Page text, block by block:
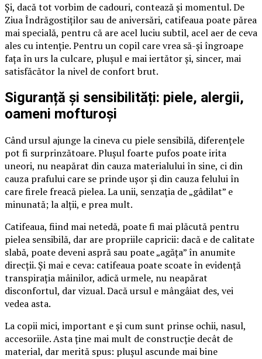
Și, dacă tot vorbim de cadouri, contează și momentul. De
Ziua Îndrăgostiților sau de aniversări, catifeaua poate părea
mai specială, pentru că are acel luciu subtil, acel aer de ceva
ales cu intenție. Pentru un copil care vrea să-și îngroape
fața în urs la culcare, plușul e mai iertător și, sincer, mai
satisfăcător la nivel de confort brut.
Siguranță și sensibilități: piele, alergii,
oameni mofturoși
Când ursul ajunge la cineva cu piele sensibilă, diferențele
pot fi surprinzătoare. Plușul foarte pufos poate irita
uneori, nu neapărat din cauza materialului în sine, ci din
cauza prafului care se prinde ușor și din cauza felului în
care firele freacă pielea. La unii, senzația de „gâdilat” e
minunată; la alții, e prea mult.
Catifeaua, fiind mai netedă, poate fi mai plăcută pentru
pielea sensibilă, dar are propriile capricii: dacă e de calitate
slabă, poate deveni aspră sau poate „agăța” în anumite
direcții. Și mai e ceva: catifeaua poate scoate în evidență
transpirația mâinilor, adică urmele, nu neapărat
disconfortul, dar vizual. Dacă ursul e mângâiat des, vei
vedea asta.
La copii mici, important e și cum sunt prinse ochii, nasul,
accesoriile. Asta ține mai mult de construcție decât de
material, dar merită spus: plușul ascunde mai bine